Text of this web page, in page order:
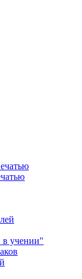
в учении"